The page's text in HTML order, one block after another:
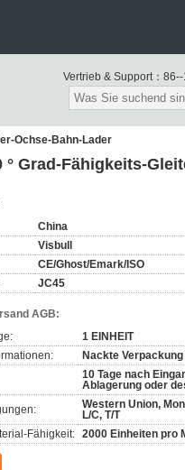
Vertrieb & Support：
Ochse-Bahn-Lader
Grad-Fähigkeits-
China
Visbull
CE/Ghost/Emark/ISO
JC45
AGB:
1 EINHEIT
Nackte
10 Tage nach
Ablagerung oder
Western Union,
L/C, T/T
Fähigkeit: 2000 Einheiten pro